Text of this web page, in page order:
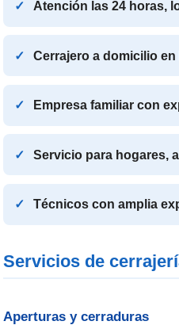
Atención las 24 horas,
Cerrajero a domicilio
Empresa familiar con
Servicio para hogares,
Técnicos con amplia
Servicios de
Aperturas y cerraduras